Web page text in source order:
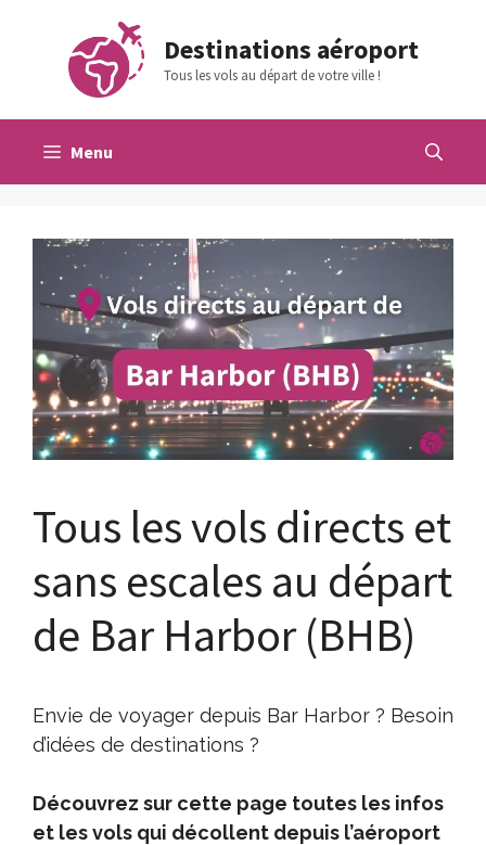
contenu
Destinations aéroport
Tous les vols au départ de votre ville !
Menu
Tous les vols directs et
sans escales au départ
de Bar Harbor (BHB)
Envie de voyager depuis Bar Harbor ? Besoin
d’idées de destinations ?
Découvrez sur cette page toutes les infos
et les vols qui décollent depuis l’aéroport